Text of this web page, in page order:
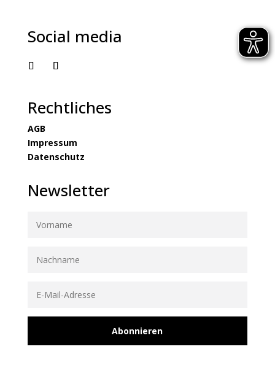
Social media
Rechtliches
AGB
Impressum
Datenschutz
Newsletter
Abonnieren